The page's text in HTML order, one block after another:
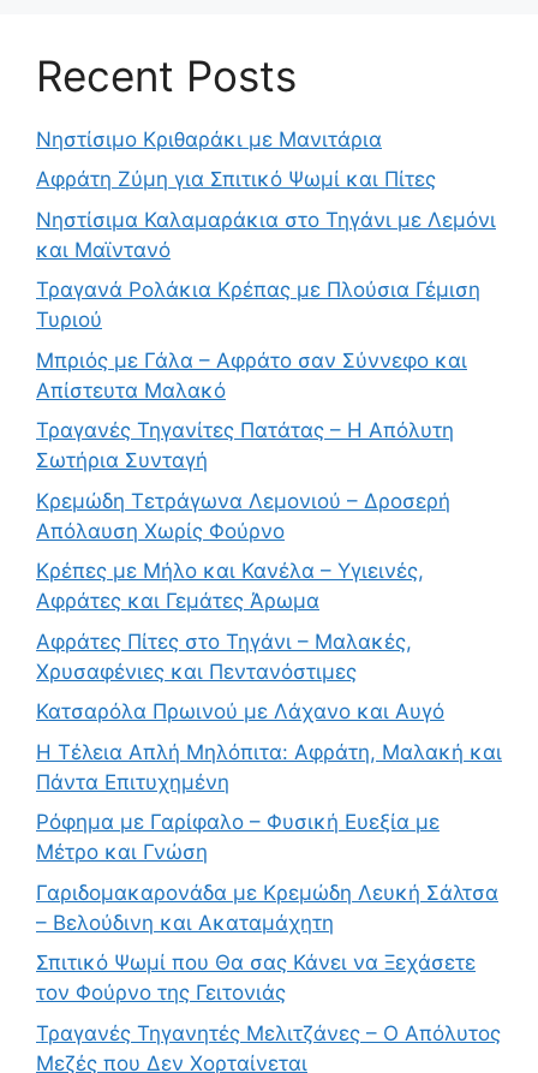
Recent Posts
Νηστίσιμο Κριθαράκι με Μανιτάρια
Αφράτη Ζύμη για Σπιτικό Ψωμί και Πίτες
Νηστίσιμα Καλαμαράκια στο Τηγάνι με Λεμόνι
και Μαϊντανό
Τραγανά Ρολάκια Κρέπας με Πλούσια Γέμιση
Τυριού
Μπριός με Γάλα – Αφράτο σαν Σύννεφο και
Απίστευτα Μαλακό
Τραγανές Τηγανίτες Πατάτας – Η Απόλυτη
Σωτήρια Συνταγή
Κρεμώδη Τετράγωνα Λεμονιού – Δροσερή
Απόλαυση Χωρίς Φούρνο
Κρέπες με Μήλο και Κανέλα – Υγιεινές,
Αφράτες και Γεμάτες Άρωμα
Αφράτες Πίτες στο Τηγάνι – Μαλακές,
Χρυσαφένιες και Πεντανόστιμες
Κατσαρόλα Πρωινού με Λάχανο και Αυγό
Η Τέλεια Απλή Μηλόπιτα: Αφράτη, Μαλακή και
Πάντα Επιτυχημένη
Ρόφημα με Γαρίφαλο – Φυσική Ευεξία με
Μέτρο και Γνώση
Γαριδομακαρονάδα με Κρεμώδη Λευκή Σάλτσα
– Βελούδινη και Ακαταμάχητη
Σπιτικό Ψωμί που Θα σας Κάνει να Ξεχάσετε
τον Φούρνο της Γειτονιάς
Τραγανές Τηγανητές Μελιτζάνες – Ο Απόλυτος
Μεζές που Δεν Χορταίνεται